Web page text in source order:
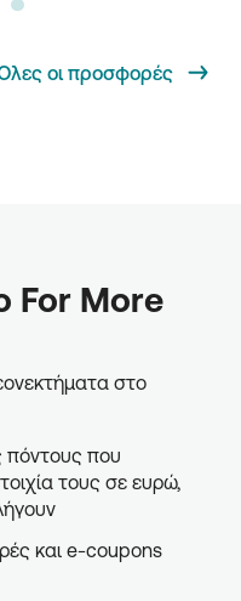
οι προσφορές
For More
στο
πόντους που
τους σε ευρώ,
και e-coupons